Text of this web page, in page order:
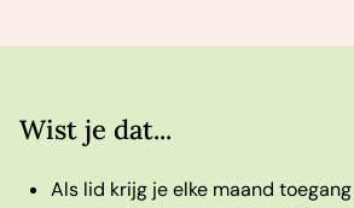
Wist je dat...
Als lid krijg je elke maand